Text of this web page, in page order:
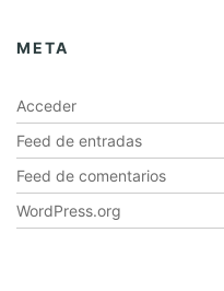
META
Acceder
Feed de entradas
Feed de comentarios
WordPress.org